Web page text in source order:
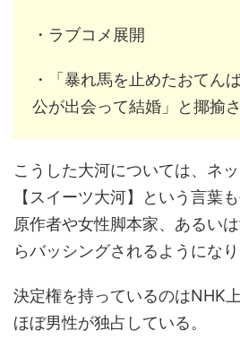
・ラブコメ展開
・「暴れ馬を止めたおてん
公が出会って結婚」と揶揄
こうした大河については、ネ
【スイーツ大河】という言葉
原作者や女性脚本家、あるい
らバッシングされるようになり
決定権を持っているのはNHK
ほぼ男性が独占している。